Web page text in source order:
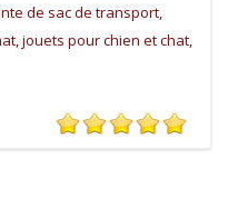
de sac de transport,
jouets pour chien et chat,